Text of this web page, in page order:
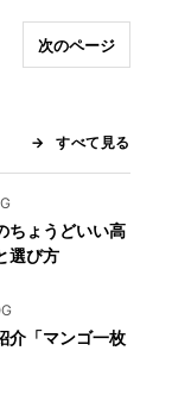
次のページ
すべて見る
ちょうどいい高
選び方
介「マンゴ一枚